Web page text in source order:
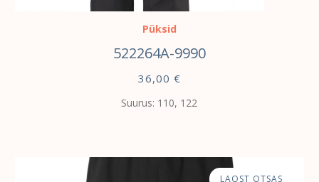
Püksid
522264A-9990
36,00 €
Suurus: 110, 122
LAOST OTSAS